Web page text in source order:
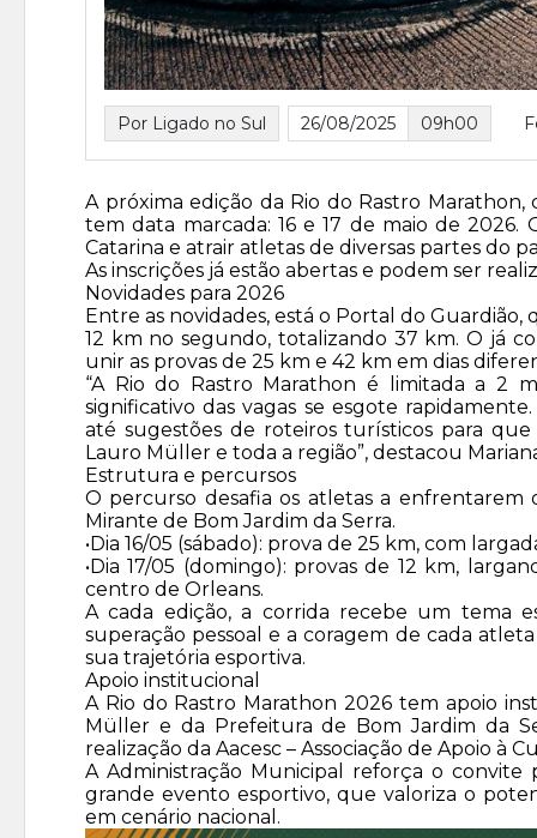
Por Ligado no Sul 26/08/2025 09h00
A próxima edição da Rio do Rastro Marathon,
tem data marcada: 16 e 17 de maio de
Catarina e atrair atletas de diversas partes do
As inscrições já estão abertas e podem ser
Novidades para 2026
Entre as novidades, está o Portal do
12 km no segundo, totalizando 37 km. O já
unir as provas de 25 km e 42 km em dias
“A Rio do Rastro Marathon é limitada a 2
significativo das vagas se esgote
até sugestões de roteiros turísticos para
Lauro Müller e toda a região”, destacou
Estrutura e percursos
O percurso desafia os atletas a enfrentarem
Mirante de Bom Jardim da Serra.
•Dia 16/05 (sábado): prova de 25 km, com
•Dia 17/05 (domingo): provas de 12 km,
centro de Orleans.
A cada edição, a corrida recebe um tema
superação pessoal e a coragem de cada
sua trajetória esportiva.
Apoio institucional
A Rio do Rastro Marathon 2026 tem apoio
Müller e da Prefeitura de Bom Jardim da
realização da Aacesc – Associação de Apoio à
A Administração Municipal reforça o
grande evento esportivo, que valoriza o
em cenário nacional.